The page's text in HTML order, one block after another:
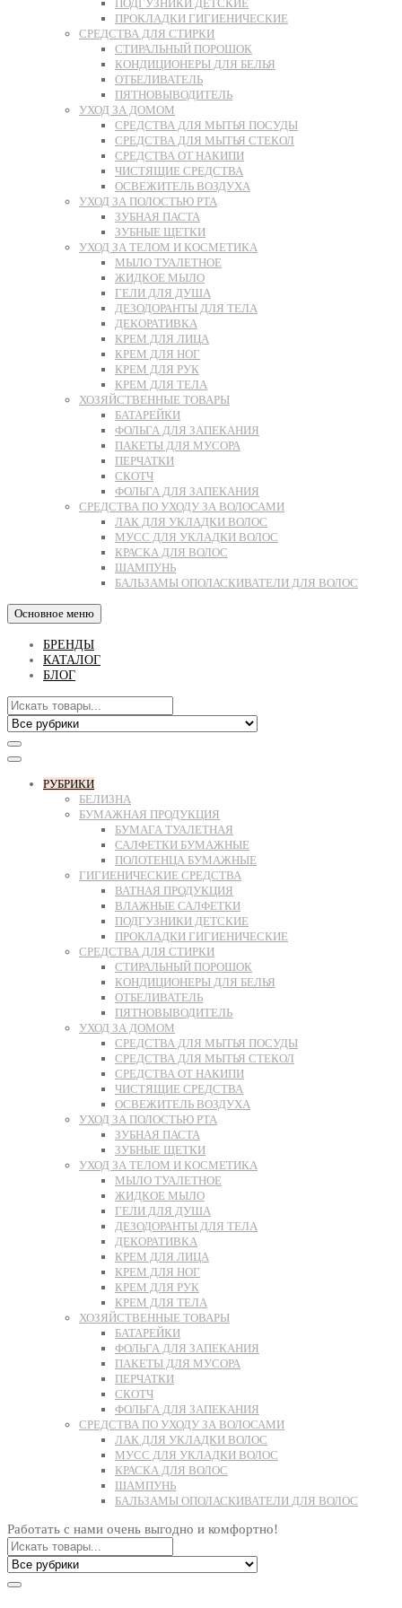
ПОДГУЗНИКИ ДЕТСКИЕ
ПРОКЛАДКИ ГИГИЕНИЧЕСКИЕ
СРЕДСТВА ДЛЯ СТИРКИ
СТИРАЛЬНЫЙ ПОРОШОК
КОНДИЦИОНЕРЫ ДЛЯ БЕЛЬЯ
ОТБЕЛИВАТЕЛЬ
ПЯТНОВЫВОДИТЕЛЬ
УХОД ЗА ДОМОМ
СРЕДСТВА ДЛЯ МЫТЬЯ ПОСУДЫ
СРЕДСТВА ДЛЯ МЫТЬЯ СТЕКОЛ
СРЕДСТВА ОТ НАКИПИ
ЧИСТЯЩИЕ СРЕДСТВА
ОСВЕЖИТЕЛЬ ВОЗДУХА
УХОД ЗА ПОЛОСТЬЮ РТА
ЗУБНАЯ ПАСТА
ЗУБНЫЕ ЩЕТКИ
УХОД ЗА ТЕЛОМ И КОСМЕТИКА
МЫЛО ТУАЛЕТНОЕ
ЖИДКОЕ МЫЛО
ГЕЛИ ДЛЯ ДУША
ДЕЗОДОРАНТЫ ДЛЯ ТЕЛА
ДЕКОРАТИВКА
КРЕМ ДЛЯ ЛИЦА
КРЕМ ДЛЯ НОГ
КРЕМ ДЛЯ РУК
КРЕМ ДЛЯ ТЕЛА
ХОЗЯЙСТВЕННЫЕ ТОВАРЫ
БАТАРЕЙКИ
ФОЛЬГА ДЛЯ ЗАПЕКАНИЯ
ПАКЕТЫ ДЛЯ МУСОРА
ПЕРЧАТКИ
СКОТЧ
ФОЛЬГА ДЛЯ ЗАПЕКАНИЯ
СРЕДСТВА ПО УХОДУ ЗА ВОЛОСАМИ
ЛАК ДЛЯ УКЛАДКИ ВОЛОС
МУСС ДЛЯ УКЛАДКИ ВОЛОС
КРАСКА ДЛЯ ВОЛОС
ШАМПУНЬ
БАЛЬЗАМЫ ОПОЛАСКИВАТЕЛИ ДЛЯ ВОЛОС
Основное меню
БРЕНДЫ
КАТАЛОГ
БЛОГ
РУБРИКИ
БЕЛИЗНА
БУМАЖНАЯ ПРОДУКЦИЯ
БУМАГА ТУАЛЕТНАЯ
САЛФЕТКИ БУМАЖНЫЕ
ПОЛОТЕНЦА БУМАЖНЫЕ
ГИГИЕНИЧЕСКИЕ СРЕДСТВА
ВАТНАЯ ПРОДУКЦИЯ
ВЛАЖНЫЕ САЛФЕТКИ
ПОДГУЗНИКИ ДЕТСКИЕ
ПРОКЛАДКИ ГИГИЕНИЧЕСКИЕ
СРЕДСТВА ДЛЯ СТИРКИ
СТИРАЛЬНЫЙ ПОРОШОК
КОНДИЦИОНЕРЫ ДЛЯ БЕЛЬЯ
ОТБЕЛИВАТЕЛЬ
ПЯТНОВЫВОДИТЕЛЬ
УХОД ЗА ДОМОМ
СРЕДСТВА ДЛЯ МЫТЬЯ ПОСУДЫ
СРЕДСТВА ДЛЯ МЫТЬЯ СТЕКОЛ
СРЕДСТВА ОТ НАКИПИ
ЧИСТЯЩИЕ СРЕДСТВА
ОСВЕЖИТЕЛЬ ВОЗДУХА
УХОД ЗА ПОЛОСТЬЮ РТА
ЗУБНАЯ ПАСТА
ЗУБНЫЕ ЩЕТКИ
УХОД ЗА ТЕЛОМ И КОСМЕТИКА
МЫЛО ТУАЛЕТНОЕ
ЖИДКОЕ МЫЛО
ГЕЛИ ДЛЯ ДУША
ДЕЗОДОРАНТЫ ДЛЯ ТЕЛА
ДЕКОРАТИВКА
КРЕМ ДЛЯ ЛИЦА
КРЕМ ДЛЯ НОГ
КРЕМ ДЛЯ РУК
КРЕМ ДЛЯ ТЕЛА
ХОЗЯЙСТВЕННЫЕ ТОВАРЫ
БАТАРЕЙКИ
ФОЛЬГА ДЛЯ ЗАПЕКАНИЯ
ПАКЕТЫ ДЛЯ МУСОРА
ПЕРЧАТКИ
СКОТЧ
ФОЛЬГА ДЛЯ ЗАПЕКАНИЯ
СРЕДСТВА ПО УХОДУ ЗА ВОЛОСАМИ
ЛАК ДЛЯ УКЛАДКИ ВОЛОС
МУСС ДЛЯ УКЛАДКИ ВОЛОС
КРАСКА ДЛЯ ВОЛОС
ШАМПУНЬ
БАЛЬЗАМЫ ОПОЛАСКИВАТЕЛИ ДЛЯ ВОЛОС
Работать с нами очень выгодно и комфортно!